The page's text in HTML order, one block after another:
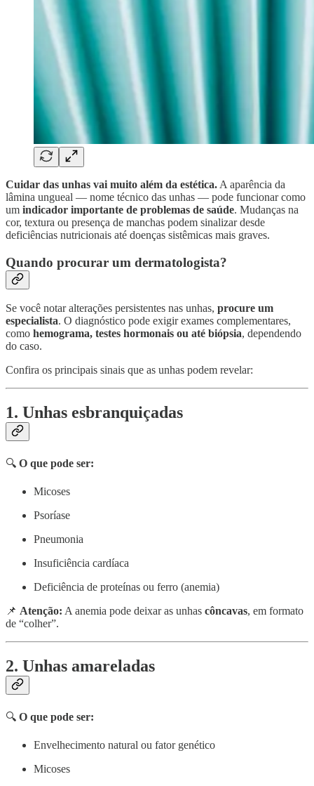
Cuidar das unhas vai muito além da estética. A aparência da
lâmina ungueal — nome técnico das unhas — pode funcionar como
um indicador importante de problemas de saúde. Mudanças na
cor, textura ou presença de manchas podem sinalizar desde
deficiências nutricionais até doenças sistêmicas mais graves.
Quando procurar um dermatologista?
Se você notar alterações persistentes nas unhas, procure um
especialista. O diagnóstico pode exigir exames complementares,
como hemograma, testes hormonais ou até biópsia, dependendo
do caso.
Confira os principais sinais que as unhas podem revelar:
1. Unhas esbranquiçadas
🔍 O que pode ser:
Micoses
Psoríase
Pneumonia
Insuficiência cardíaca
Deficiência de proteínas ou ferro (anemia)
📌 Atenção: A anemia pode deixar as unhas côncavas, em formato
de “colher”.
2. Unhas amareladas
🔍 O que pode ser:
Envelhecimento natural ou fator genético
Micoses